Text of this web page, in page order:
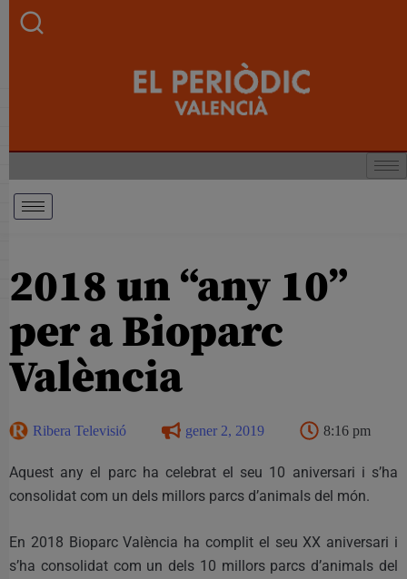
2018 un “any 10”
per a Bioparc
València
Ribera Televisió gener 2, 2019 8:16 pm
Aquest any el parc ha celebrat el seu 10 aniversari i s’ha
consolidat com un dels millors parcs d’animals del món.
En 2018 Bioparc València ha complit el seu XX aniversari i
s’ha consolidat com un dels 10 millors parcs d’animals del